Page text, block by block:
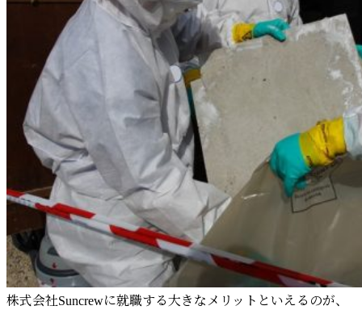
株式会社Suncrewに就職する大きなメリットといえるのが、